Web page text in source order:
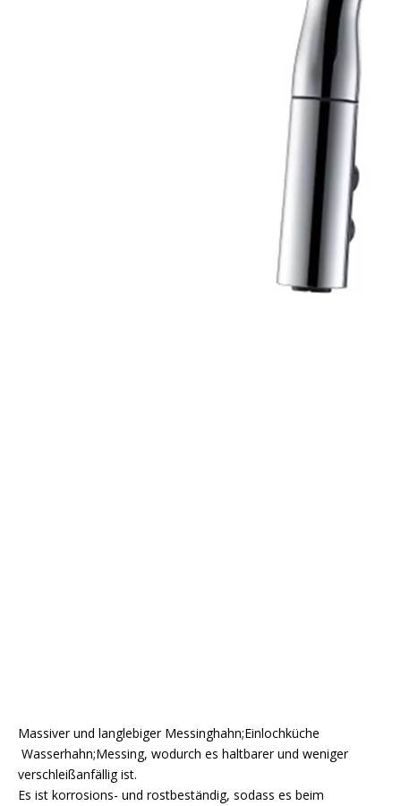
Massiver und langlebiger Messinghahn;Einlochküche
Wasserhahn;Messing, wodurch es haltbarer und weniger
verschleißanfällig ist.
Es ist korrosions- und rostbeständig, sodass es beim